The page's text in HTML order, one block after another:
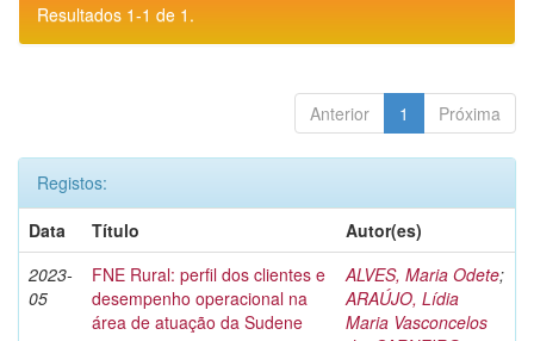
Resultados 1-1 de 1.
Anterior 1 Próxima
Registos:
Data
Título
Autor(es)
2023-
05
FNE Rural: perfil dos clientes e
desempenho operacional na
área de atuação da Sudene
ALVES, Maria Odete;
ARAÚJO, Lídia
Maria Vasconcelos